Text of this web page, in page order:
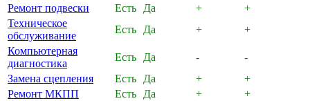
Ремонт подвески
Есть Да +
+
Техническое
обслуживание
Есть Да +
+
Компьютерная
диагностика
Есть Да -
-
Замена сцепления
Есть Да +
+
Ремонт МКПП
Есть Да +
+